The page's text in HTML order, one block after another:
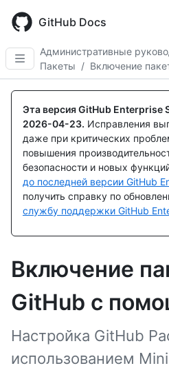
main
content
GitHub Docs
Административные
Пакеты / Включение
Эта версия GitHub Enterprise
2026-04-23. Исправления
даже при критических
повышения
безопасности и новых
до последней версии GitHub
получить справку по
службу поддержки GitHub
Включение
GitHub с
Настройка GitHub
использованием